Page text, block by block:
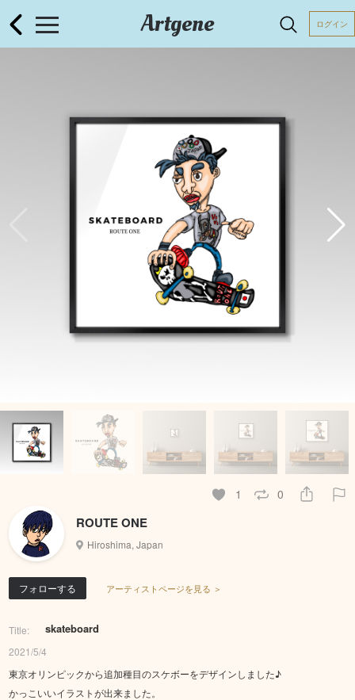
Artgene ログイン
1 0
ROUTE ONE
Hiroshima, Japan
フォローする アーティストページを見る ＞
Title: skateboard
2021/5/4
東京オリンピックから追加種目のスケボーをデザインしました♪
かっこいいイラストが出来ました。